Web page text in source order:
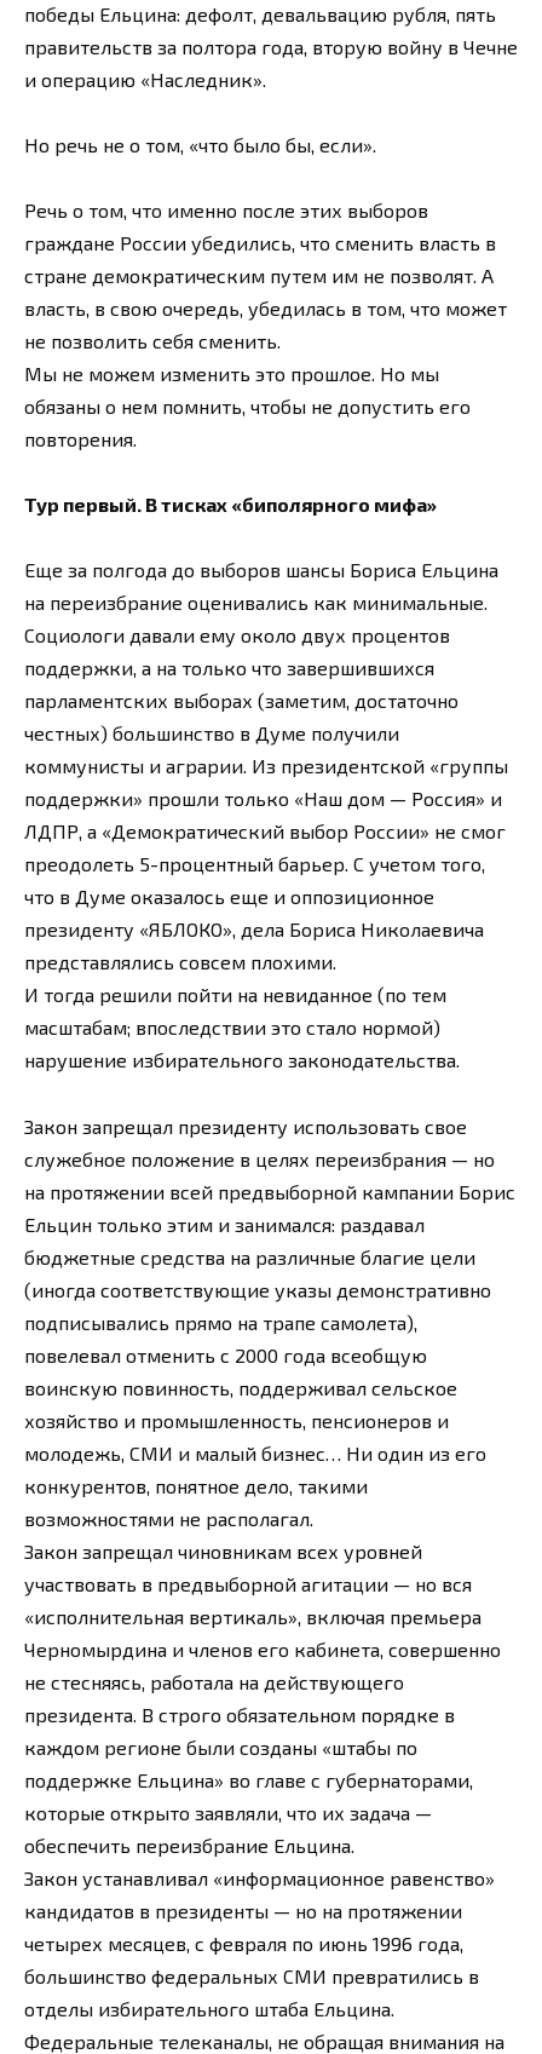
победы Ельцина: дефолт, девальвацию рубля, пять
правительств за полтора года, вторую войну в Чечне
и операцию «Наследник».
Но речь не о том, «что было бы, если».
Речь о том, что именно после этих выборов
граждане России убедились, что сменить власть в
стране демократическим путем им не позволят. А
власть, в свою очередь, убедилась в том, что может
не позволить себя сменить.
Мы не можем изменить это прошлое. Но мы
обязаны о нем помнить, чтобы не допустить его
повторения.
Тур первый. В тисках «биполярного мифа»
Еще за полгода до выборов шансы Бориса Ельцина
на переизбрание оценивались как минимальные.
Социологи давали ему около двух процентов
поддержки, а на только что завершившихся
парламентских выборах (заметим, достаточно
честных) большинство в Думе получили
коммунисты и аграрии. Из президентской «группы
поддержки» прошли только «Наш дом — Россия» и
ЛДПР, а «Демократический выбор России» не смог
преодолеть 5-процентный барьер. С учетом того,
что в Думе оказалось еще и оппозиционное
президенту «ЯБЛОКО», дела Бориса Николаевича
представлялись совсем плохими.
И тогда решили пойти на невиданное (по тем
масштабам; впоследствии это стало нормой)
нарушение избирательного законодательства.
Закон запрещал президенту использовать свое
служебное положение в целях переизбрания — но
на протяжении всей предвыборной кампании Борис
Ельцин только этим и занимался: раздавал
бюджетные средства на различные благие цели
(иногда соответствующие указы демонстративно
подписывались прямо на трапе самолета),
повелевал отменить с 2000 года всеобщую
воинскую повинность, поддерживал сельское
хозяйство и промышленность, пенсионеров и
молодежь, СМИ и малый бизнес… Ни один из его
конкурентов, понятное дело, такими
возможностями не располагал.
Закон запрещал чиновникам всех уровней
участвовать в предвыборной агитации — но вся
«исполнительная вертикаль», включая премьера
Черномырдина и членов его кабинета, совершенно
не стесняясь, работала на действующего
президента. В строго обязательном порядке в
каждом регионе были созданы «штабы по
поддержке Ельцина» во главе с губернаторами,
которые открыто заявляли, что их задача —
обеспечить переизбрание Ельцина.
Закон устанавливал «информационное равенство»
кандидатов в президенты — но на протяжении
четырех месяцев, с февраля по июнь 1996 года,
большинство федеральных СМИ превратились в
отделы избирательного штаба Ельцина.
Федеральные телеканалы, не обращая внимания на